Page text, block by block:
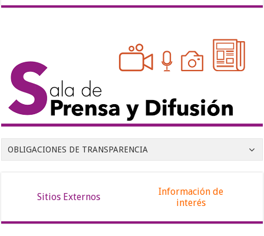
OBLIGACIONES DE TRANSPARENCIA
Sitios Externos
Información de
interés